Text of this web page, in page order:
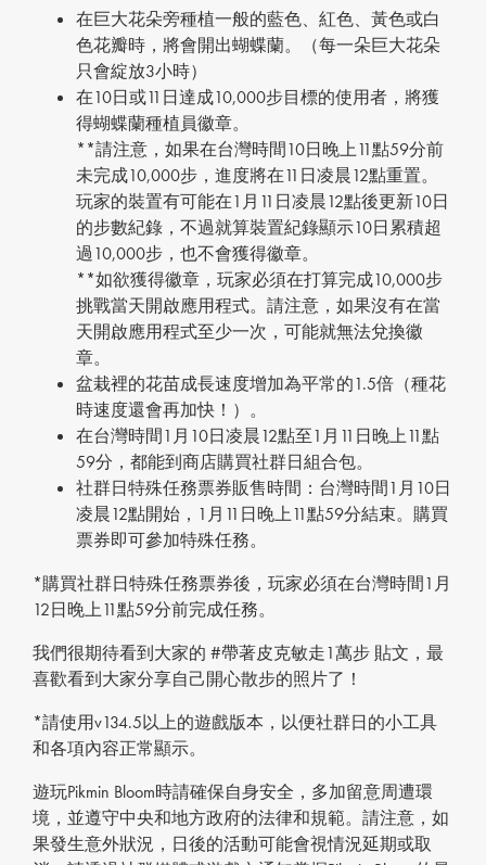
在巨大花朵旁種植一般的藍色、紅色、黃色或白
色花瓣時，將會開出蝴蝶蘭。（每一朵巨大花朵
只會綻放3小時）
在10日或11日達成10,000步目標的使用者，將獲
得蝴蝶蘭種植員徽章。
**請注意，如果在台灣時間10日晚上11點59分前
未完成10,000步，進度將在11日凌晨12點重置。
玩家的裝置有可能在1月11日凌晨12點後更新10日
的步數紀錄，不過就算裝置紀錄顯示10日累積超
過10,000步，也不會獲得徽章。
**如欲獲得徽章，玩家必須在打算完成10,000步
挑戰當天開啟應用程式。請注意，如果沒有在當
天開啟應用程式至少一次，可能就無法兌換徽
章。
盆栽裡的花苗成長速度增加為平常的1.5倍（種花
時速度還會再加快！）。
在台灣時間1月10日凌晨12點至1月11日晚上11點
59分，都能到商店購買社群日組合包。
社群日特殊任務票券販售時間：台灣時間1月10日
凌晨12點開始，1月11日晚上11點59分結束。購買
票券即可參加特殊任務。
*購買社群日特殊任務票券後，玩家必須在台灣時間1月
12日晚上11點59分前完成任務。
我們很期待看到大家的 #帶著皮克敏走1萬步 貼文，最
喜歡看到大家分享自己開心散步的照片了！
*請使用v134.5以上的遊戲版本，以便社群日的小工具
和各項內容正常顯示。
遊玩Pikmin Bloom時請確保自身安全，多加留意周遭環
境，並遵守中央和地方政府的法律和規範。請注意，如
果發生意外狀況，日後的活動可能會視情況延期或取